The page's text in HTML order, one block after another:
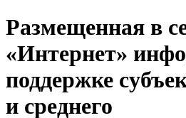
Размещенная в
«Интернет»
поддержке
и среднего